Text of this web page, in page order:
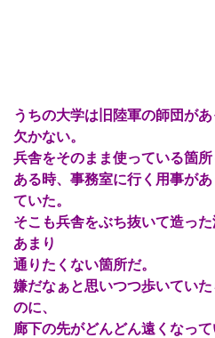
うちの大学は旧陸軍の師団が
欠かない。
兵舎をそのまま使っている箇所
ある時、事務室に行く用事が
ていた。
そこも兵舎をぶち抜いて造っ
あまり
通りたくない箇所だ。
嫌だなぁと思いつつ歩いてい
のに、
廊下の先がどんどん遠くなって